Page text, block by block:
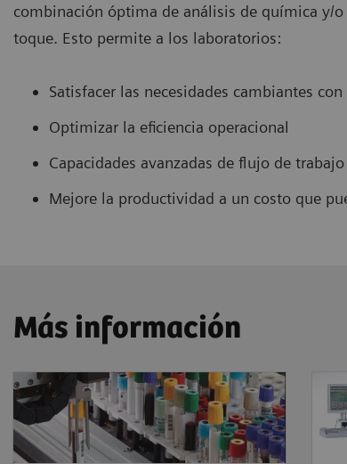
combinación óptima de análisis de química y/
toque. Esto permite a los laboratorios:
Satisfacer las necesidades cambiantes
Optimizar la eficiencia operacional
Capacidades avanzadas de flujo de trabajo
Mejore la productividad a un costo que
Más información